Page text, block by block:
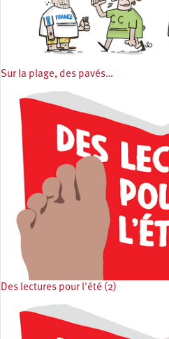
Sur la plage, des pavés…
Des lectures pour l'été (2)